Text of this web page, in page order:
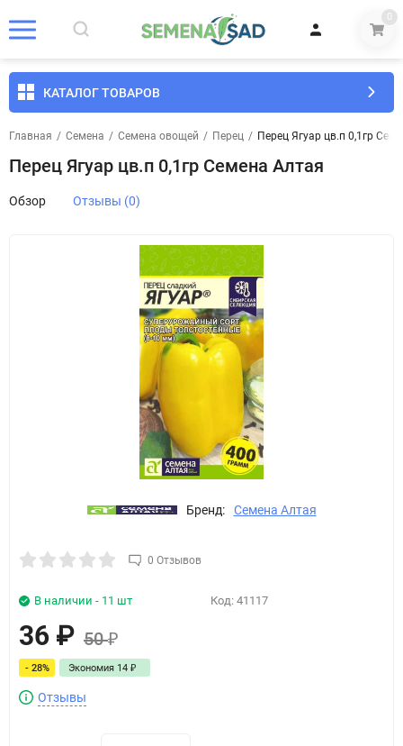
0
КАТАЛОГ ТОВАРОВ
Главная / Семена / Семена овощей / Перец / Перец Ягуар цв.п 0,1гр
Перец Ягуар цв.п 0,1гр Семена Алтая
Обзор Отзывы (0)
Бренд: Семена Алтая
0 Отзывов
В наличии - 11 шт Код: 41117
36 ₽ 50₽
- 28% Экономия 14 ₽
Отзывы